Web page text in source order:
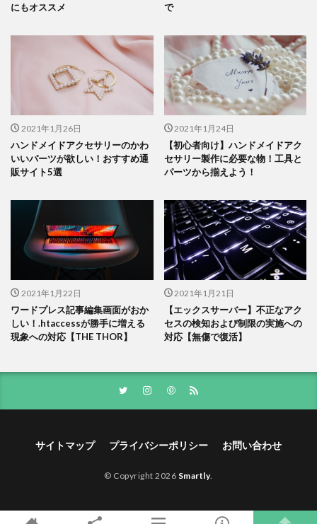
にもオススメ
で
2021年1月26日
ハンドメイドアクセサリーのかわ
いいパーツが欲しい！おすすめ通
販サイト5選
2021年1月24日
【初心者向け】ハンドメイドアク
セサリー製作に必要な物！工具と
パーツから揃えよう！
2021年1月22日
ワードプレス記事編集画面がおか
しい！.htaccessが勝手に増える
現象への対応【THE THOR】
2021年1月21日
【エックスサーバー】不正なアク
セスの検知および制限の実施への
対応【無傷で復活】
サイトマップ プライバシーポリシー お問い合わせ
© Copyright 2026 Smartly.